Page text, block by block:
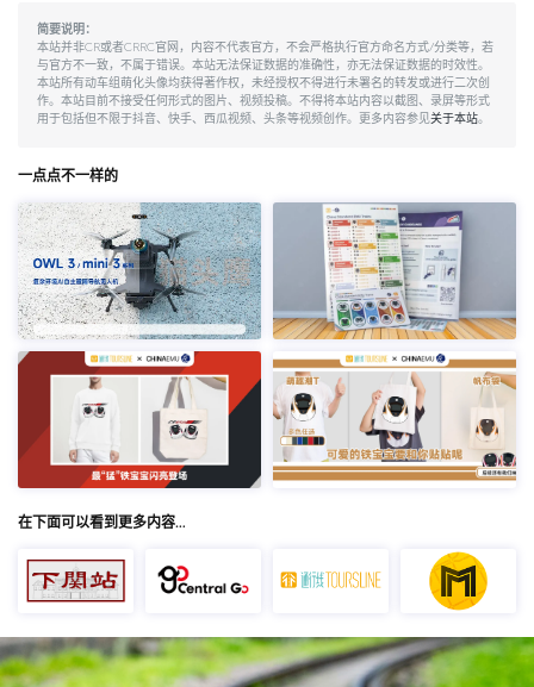
简要说明：
本站并非CR或者CRRC官网，内容不代表官方，不会严格执行官方命名方式/分类等，若
与官方不一致，不属于错误。本站无法保证数据的准确性，亦无法保证数据的时效性。
本站所有动车组萌化头像均获得著作权，未经授权不得进行未署名的转发或进行二次创
作。本站目前不接受任何形式的图片、视频投稿。不得将本站内容以截图、录屏等形式
用于包括但不限于抖音、快手、西瓜视频、头条等视频创作。更多内容参见关于本站。
一点点不一样的
在下面可以看到更多内容…